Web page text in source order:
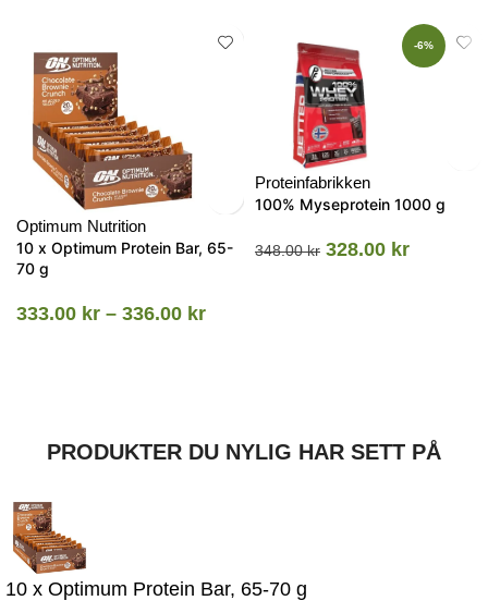
Optimum Nutrition
10 x Optimum Protein Bar, 65-
70 g
333.00 kr – 336.00 kr
-6%
Proteinfabrikken
100% Myseprotein 1000 g
348.00kr 328.00 kr
PRODUKTER DU NYLIG HAR SETT PÅ
10 x Optimum Protein Bar, 65-70 g